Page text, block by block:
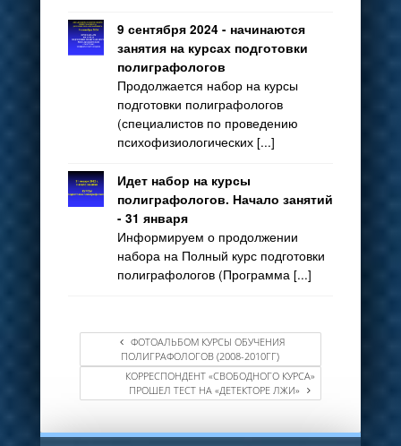
9 сентября 2024 - начинаются
занятия на курсах подготовки
полиграфологов
Продолжается набор на курсы
подготовки полиграфологов
(специалистов по проведению
психофизиологических [...]
Идет набор на курсы
полиграфологов. Начало занятий
- 31 января
Информируем о продолжении
набора на Полный курс подготовки
полиграфологов (Программа [...]
ФОТОАЛЬБОМ КУРСЫ ОБУЧЕНИЯ
ПОЛИГРАФОЛОГОВ (2008-2010ГГ)
КОРРЕСПОНДЕНТ «СВОБОДНОГО КУРСА»
ПРОШЕЛ ТЕСТ НА «ДЕТЕКТОРЕ ЛЖИ»